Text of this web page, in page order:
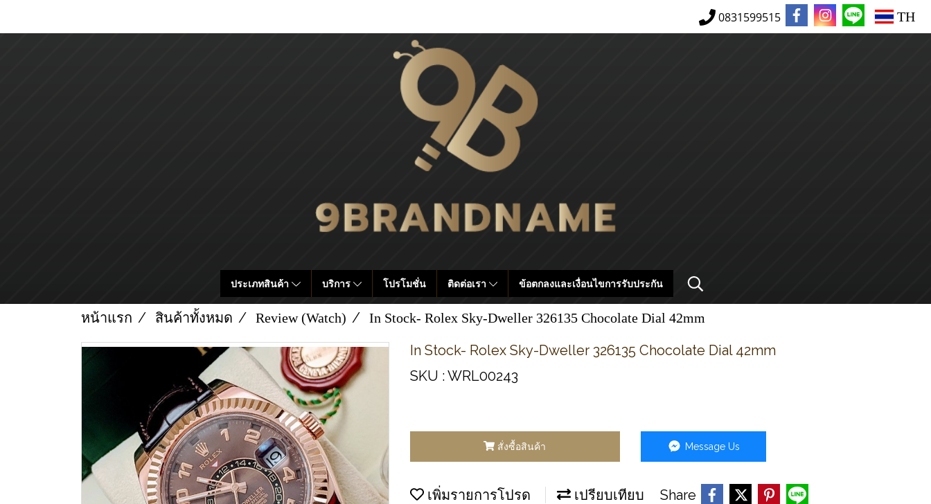
0831599515 TH
ประเภทสินค้า บริการ โปรโมชั่น ติดต่อเรา ข้อตกลงและเงื่อนไขการรับประกัน
หน้าแรก สินค้าทั้งหมด Review (Watch) In Stock- Rolex Sky-Dweller 326135 Chocolate Dial 42mm
In Stock- Rolex Sky-Dweller 326135 Chocolate Dial 42mm
SKU : WRL00243
สั่งซื้อสินค้า Message Us
เพิ่มรายการโปรด เปรียบเทียบ Share